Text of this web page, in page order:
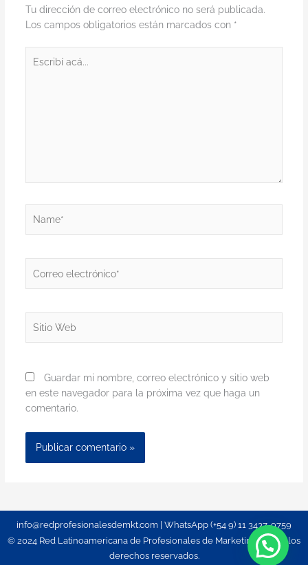
Tu dirección de correo electrónico no será publicada.
Los campos obligatorios están marcados con *
acá...
electrónico*
Web
Guardar mi nombre, correo electrónico y sitio web
en este navegador para la próxima vez que haga un
comentario.
info@redprofesionalesdemkt.com | WhatsApp (+54 9) 11 3437-9759
© 2024 Red Latinoamericana de Profesionales de Marketing. Todos los
derechos reservados.